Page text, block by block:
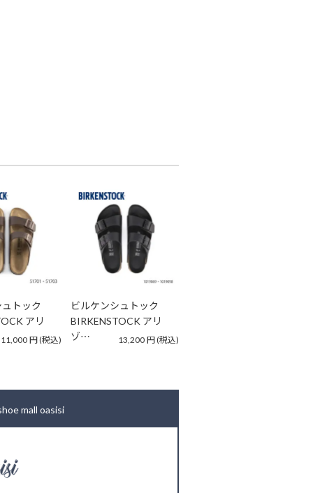
トック
アリ
11,000円(税込)
ビルケンシュトック
BIRKENSTOCK アリ
ゾ…
13,200円(税込)
mall oasisi